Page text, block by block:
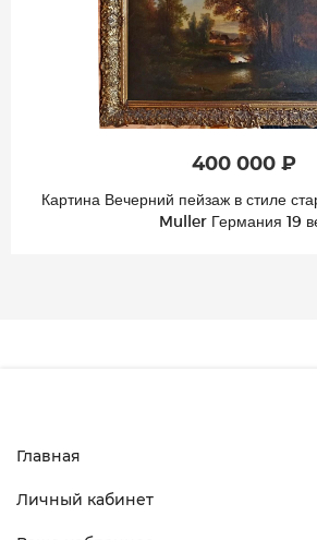
400 000 ₽
Картина Вечерний пейзаж в стиле
Muller Германия 19
Главная
Личный кабинет